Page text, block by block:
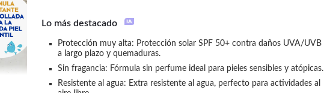
Lo más destacado
Protección muy alta: Protección solar SPF 50+ contra daños UVA/UVB
a largo plazo y quemaduras.
Sin fragancia: Fórmula sin perfume ideal para pieles sensibles y atópicas.
Resistente al agua: Extra resistente al agua, perfecto para actividades al